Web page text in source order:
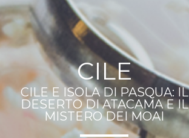
CILE
CILE E ISOLA DI PASQUA: IL
DESERTO DI ATACAMA E IL
MISTERO DEI MOAI